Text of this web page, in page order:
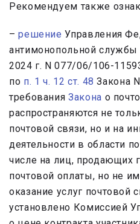
Рекомендуем также
–решение Управления
антимонопольной службы
2024 г. N 077/06/106-
по п. 1 ч. 12 ст. 48 Закона
требованияЗакона о
распространяются не
почтовой связи, но и на
деятельности в области
числе на лиц, продающих
почтовой оплаты, но не
оказание услуг почтовой
установлено Комиссией